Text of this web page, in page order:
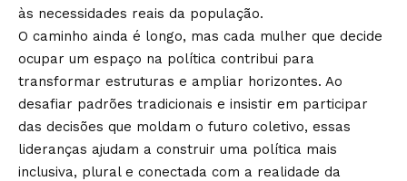
às necessidades reais da população.
O caminho ainda é longo, mas cada mulher que decide
ocupar um espaço na política contribui para
transformar estruturas e ampliar horizontes. Ao
desafiar padrões tradicionais e insistir em participar
das decisões que moldam o futuro coletivo, essas
lideranças ajudam a construir uma política mais
inclusiva, plural e conectada com a realidade da